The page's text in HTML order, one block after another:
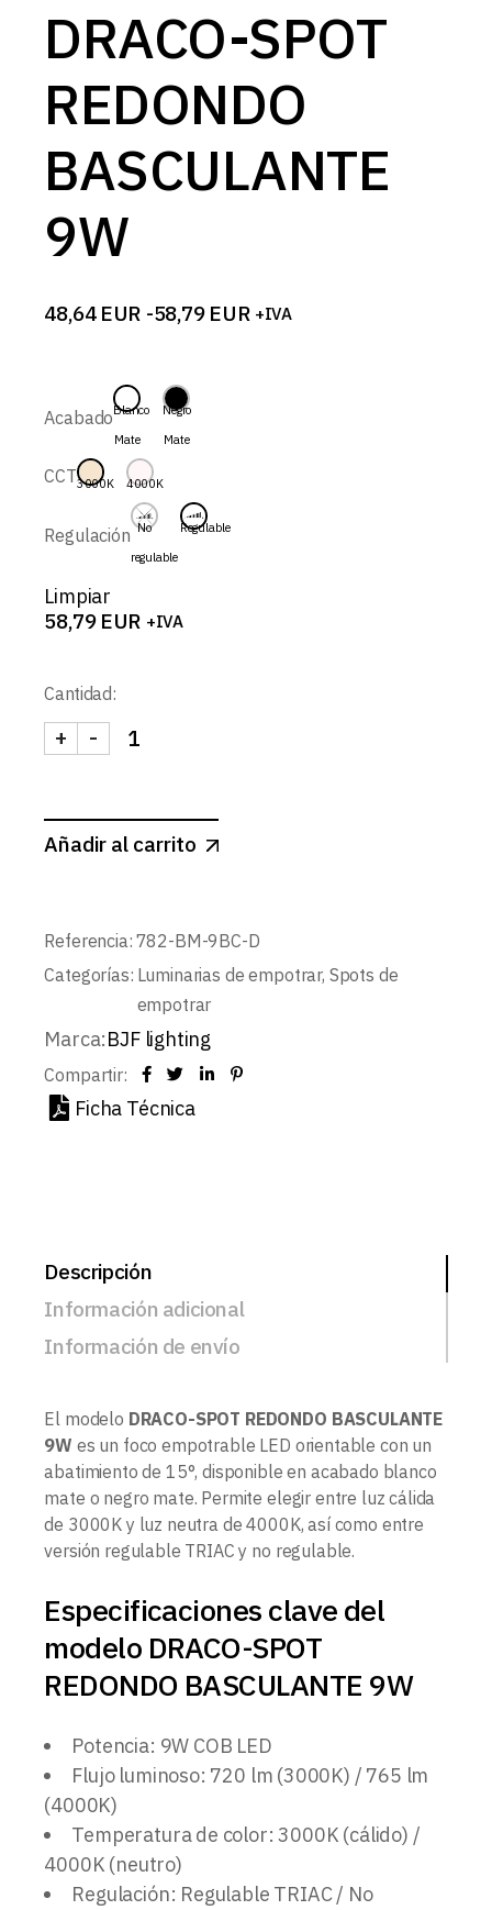
DRACO-SPOT
REDONDO
BASCULANTE
9W
48,64 EUR -58,79 EUR
Rango
48,64 EUR
hasta
58,79 EUR
+IVA
AcabadoBlanco
Mate
Negro
Mate
CCT3000K 4000K
Regulación No
regulable
Regulable
Limpiar
58,79 EUR +IVA
Cantidad:
DRACO-SPOT REDONDO BASCULANTE 9W
-
+
Añadir al carrito
Referencia: 782-BM-9BC-D
Categorías: Luminarias de empotrar, Spots de
empotrar
Marca:BJF lighting
Compartir:
Ficha Técnica
Descripción
Información adicional
Información de envío
El modelo DRACO-SPOT REDONDO BASCULANTE
9W es un foco empotrable LED orientable con un
abatimiento de 15°, disponible en acabado blanco
mate o negro mate. Permite elegir entre luz cálida
de 3000K y luz neutra de 4000K, así como entre
versión regulable TRIAC y no regulable.
Especificaciones clave del
modelo DRACO-SPOT
REDONDO BASCULANTE 9W
Potencia: 9W COB LED
Flujo luminoso: 720 lm (3000K) / 765 lm
(4000K)
Temperatura de color: 3000K (cálido) /
4000K (neutro)
Regulación: Regulable TRIAC / No